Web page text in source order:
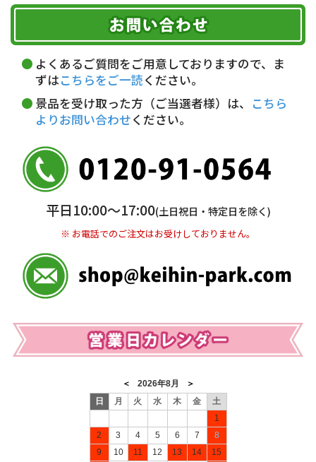
お届け可能時間帯
午前中 14～16時
16～18時
18～20時
19～21時 指定なし
代金引換(現金のみ)
5,000円未満…330円(税込)
銀行振込(前払い)
普通 7263489
＜口座名＞ カ）ディースタイル
※ 振込み手数料お客様ご負担。
期限を含むルール（条件）や、お客様にご負担い
ただく費用がございます。
詳しくはこちら▶
よくあるご質問をご用意しておりますので、ま
ずはこちらをご一読ください。
景品を受け取った方（ご当選者様）は、 こちら
よりお問い合わせください。
平日10:00〜17:00(土日祝日・特定日を除く)
※ お電話でのご注文はお受けしておりません。